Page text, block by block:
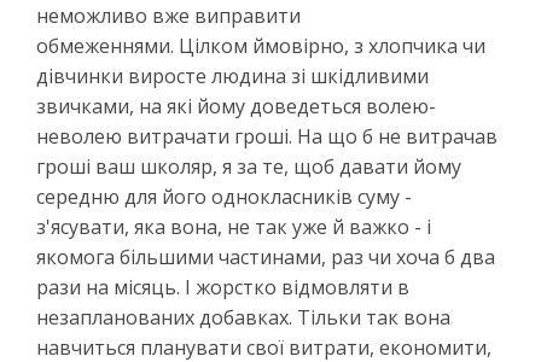
неможливо вже виправити
обмеженнями. Цілком ймовірно, з хлопчика чи
дівчинки виросте людина зі шкідливими
звичками, на які йому доведеться волею-
неволею витрачати гроші. На що б не витрачав
гроші ваш школяр, я за те, щоб давати йому
середню для його однокласників суму -
з'ясувати, яка вона, не так уже й важко - і
якомога більшими частинами, раз чи хоча б два
рази на місяць. І жорстко відмовляти в
незапланованих добавках. Тільки так вона
навчиться планувати свої витрати, економити,